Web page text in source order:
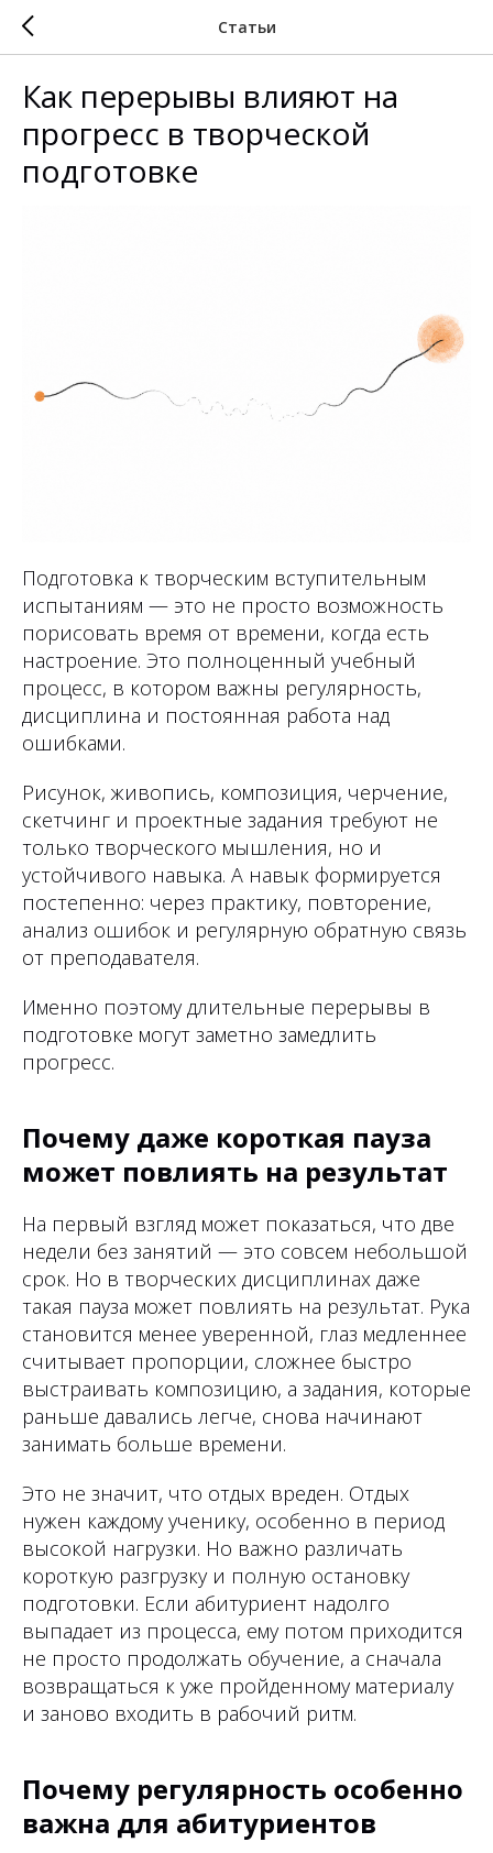
Статьи
Как перерывы влияют на
прогресс в творческой
подготовке
Подготовка к творческим вступительным
испытаниям — это не просто возможность
порисовать время от времени, когда есть
настроение. Это полноценный учебный
процесс, в котором важны регулярность,
дисциплина и постоянная работа над
ошибками.
Рисунок, живопись, композиция, черчение,
скетчинг и проектные задания требуют не
только творческого мышления, но и
устойчивого навыка. А навык формируется
постепенно: через практику, повторение,
анализ ошибок и регулярную обратную связь
от преподавателя.
Именно поэтому длительные перерывы в
подготовке могут заметно замедлить
прогресс.
Почему даже короткая пауза
может повлиять на результат
На первый взгляд может показаться, что две
недели без занятий — это совсем небольшой
срок. Но в творческих дисциплинах даже
такая пауза может повлиять на результат. Рука
становится менее уверенной, глаз медленнее
считывает пропорции, сложнее быстро
выстраивать композицию, а задания, которые
раньше давались легче, снова начинают
занимать больше времени.
Это не значит, что отдых вреден. Отдых
нужен каждому ученику, особенно в период
высокой нагрузки. Но важно различать
короткую разгрузку и полную остановку
подготовки. Если абитуриент надолго
выпадает из процесса, ему потом приходится
не просто продолжать обучение, а сначала
возвращаться к уже пройденному материалу
и заново входить в рабочий ритм.
Почему регулярность особенно
важна для абитуриентов